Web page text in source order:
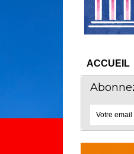
ACCUEIL